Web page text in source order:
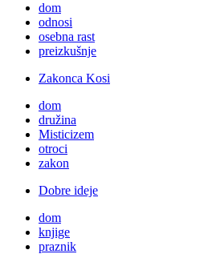
dom
odnosi
osebna rast
preizkušnje
Zakonca Kosi
dom
družina
Misticizem
otroci
zakon
Dobre ideje
dom
knjige
praznik